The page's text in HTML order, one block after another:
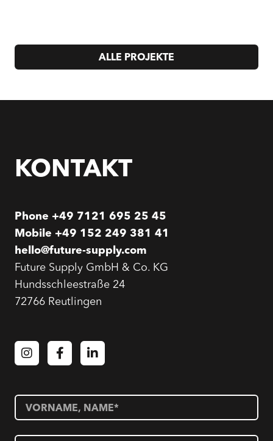
ALLE PROJEKTE
KONTAKT
Phone +49 7121 695 25 45
Mobile +49 152 249 381 41
hello@future-supply.com
Future Supply GmbH & Co. KG
Hundsschleestraße 24
72766 Reutlingen